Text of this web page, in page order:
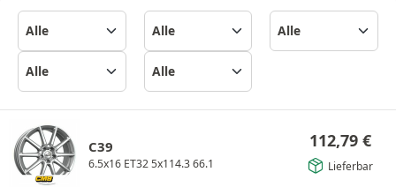
C39
6.5x16 ET32 5x114.3 66.1
112,79 €
Lieferbar